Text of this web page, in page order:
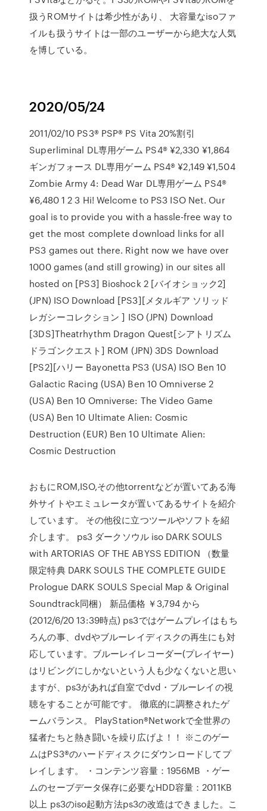
扱うROMサイトは希少性があり、 大容量なisoファ
イルも扱うサイトは一部のユーザーから絶大な人気
を博している。
2020/05/24
2011/02/10 PS3® PSP® PS Vita 20%割引
Superliminal DL専用ゲーム PS4® ¥2,330 ¥1,864
ギンガフォース DL専用ゲーム PS4® ¥2,149 ¥1,504
Zombie Army 4: Dead War DL専用ゲーム PS4®
¥6,480 1 2 3 Hi! Welcome to PS3 ISO Net. Our
goal is to provide you with a hassle-free way to
get the most complete download links for all
PS3 games out there. Right now we have over
1000 games (and still growing) in our sites all
hosted on [PS3] Bioshock 2 [バイオショック2]
(JPN) ISO Download [PS3][メタルギア ソリッド
レガシーコレクション ] ISO (JPN) Download
[3DS]Theatrhythm Dragon Quest[シアトリズム
ドラゴンクエスト] ROM (JPN) 3DS Download
[PS2][ハリー Bayonetta PS3 (USA) ISO Ben 10
Galactic Racing (USA) Ben 10 Omniverse 2
(USA) Ben 10 Omniverse: The Video Game
(USA) Ben 10 Ultimate Alien: Cosmic
Destruction (EUR) Ben 10 Ultimate Alien:
Cosmic Destruction
おもにROM,ISO,その他torrentなどが置いてある海
外サイトやエミュレータが置いてあるサイトを紹介
しています。 その他役に立つツールやソフトを紹
介します。 ps3 ダークソウル iso DARK SOULS
with ARTORIAS OF THE ABYSS EDITION （数量
限定特典 DARK SOULS THE COMPLETE GUIDE
Prologue DARK SOULS Special Map & Original
Soundtrack同梱） 新品価格 ￥3,794 から
(2012/6/20 13:39時点) ps3ではゲームプレイはもち
ろんの事、dvdやブルーレイディスクの再生にも対
応しています。ブルーレイレコーダー(プレイヤー)
はリビングにしかないという人も少なくないと思い
ますが、ps3があれば自室でdvd・ブルーレイの視
聴をすることが可能です。 徹底的に調整されたゲ
ームバランス。 PlayStation®Networkで全世界の
猛者たちと熱き闘いを繰り広げよ！！ ※このゲー
ムはPS3®のハードディスクにダウンロードしてプ
レイします。 ・コンテンツ容量：1956MB ・ゲー
ムのセーブデータ保存に必要なHDD容量：2011KB
以上 ps3のiso起動方法ps3の改造はできました。こ